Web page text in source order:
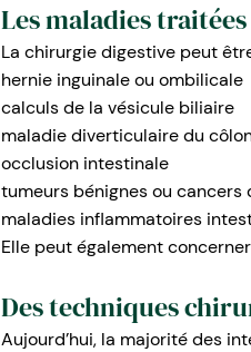
Les maladies
La chirurgie digestive peut
hernie inguinale ou ombilicale
calculs de la vésicule biliaire
maladie diverticulaire du
occlusion intestinale
tumeurs bénignes ou cancers
maladies inflammatoires
Elle peut également
Des techniques
Aujourd’hui, la majorité des